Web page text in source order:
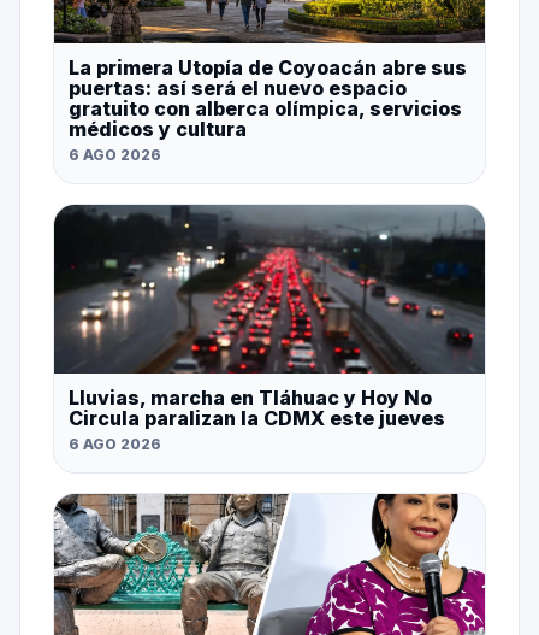
La primera Utopía de Coyoacán abre sus
puertas: así será el nuevo espacio
gratuito con alberca olímpica, servicios
médicos y cultura
6 AGO 2026
Lluvias, marcha en Tláhuac y Hoy No
Circula paralizan la CDMX este jueves
6 AGO 2026